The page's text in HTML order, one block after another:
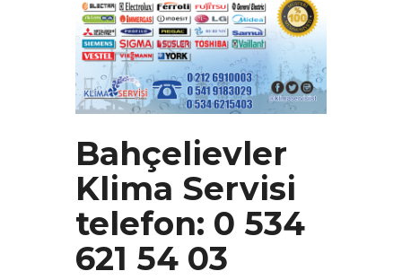
Bahçelievler
Klima Servisi
telefon: 0 534
621 54 03